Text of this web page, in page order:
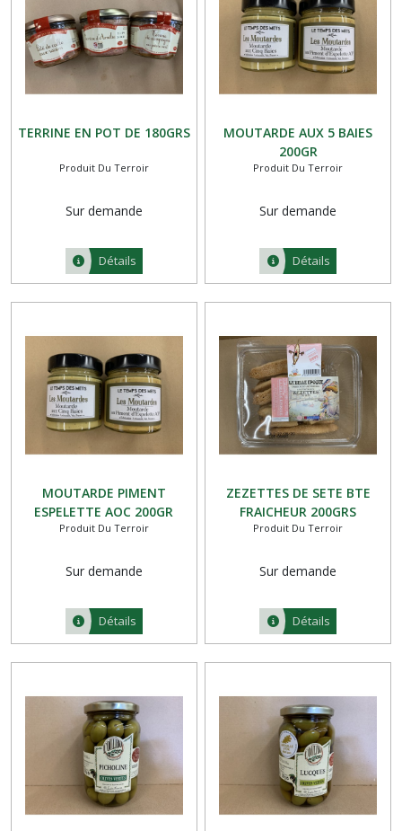
TERRINE EN POT DE 180GRS
Produit Du Terroir
Sur demande
Détails
MOUTARDE AUX 5 BAIES
200GR
Produit Du Terroir
Sur demande
Détails
MOUTARDE PIMENT
ESPELETTE AOC 200GR
Produit Du Terroir
Sur demande
Détails
ZEZETTES DE SETE BTE
FRAICHEUR 200GRS
Produit Du Terroir
Sur demande
Détails